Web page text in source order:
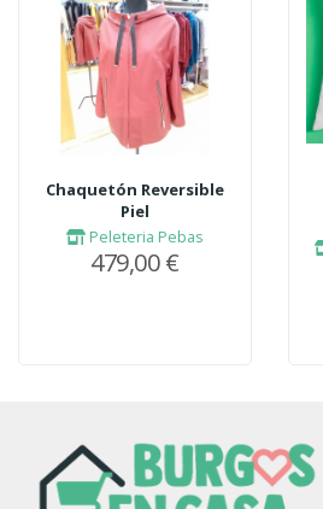
Chaquetón Reversible
Piel
Peleteria Pebas
479,00 €